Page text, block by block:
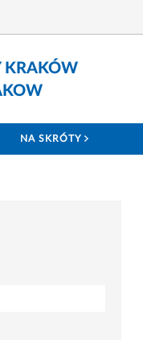
KRAKÓW
NA SKRÓTY